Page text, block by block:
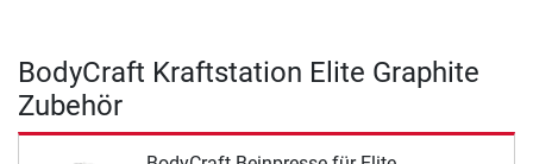
BodyCraft Kraftstation Elite Graphite
Zubehör